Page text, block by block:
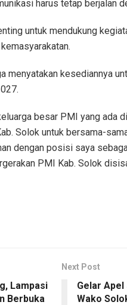
harus tetap berjalan
untuk mendukung
menyatakan kesediannya
besar PMI yang ada
Solok untuk bersama-
dengan posisi saya
PMI Kab. Solok
Lampasi
Berbuka
Next Post
Gelar Apel
Wako